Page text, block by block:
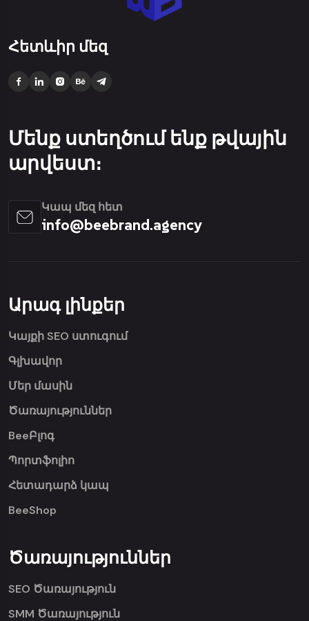
Հետևիր մեզ
Մենք ստեղծում ենք թվային
արվեստ։
Կապ մեզ հետ
info@beebrand.agency
Ծառայություններ
SEO Ծառայություն
SMM Ծառայություն
Արագ լինքեր
Կայքի SEO ստուգում
Գլխավոր
Մեր մասին
Ծառայություններ
BeeԲլոգ
Պորտֆոլիո
Հետադարձ կապ
BeeShop